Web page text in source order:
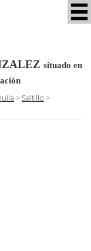
situado en
>Saltillo >